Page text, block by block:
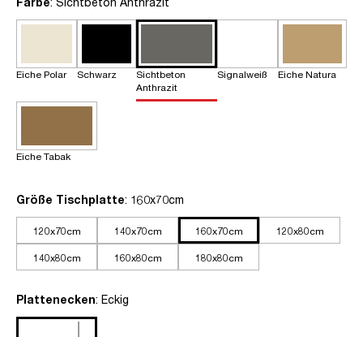
Eiche Polar Schwarz
Sichtbeton
Anthrazit
Signalweiß Eiche Natura
Eiche Tabak
Größe Tischplatteauswählen
: 160x70cm
120x70cm 140x70cm 160x70cm 120x80cm
140x80cm 160x80cm 180x80cm
Platteneckenauswählen
: Eckig